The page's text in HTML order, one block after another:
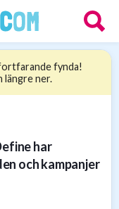
fortfarande fynda!
längre ner.
har
och kampanjer